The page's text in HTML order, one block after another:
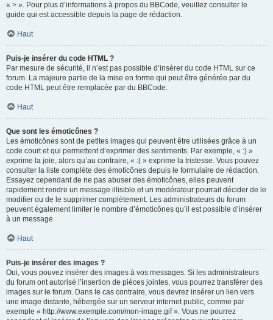
« > ». Pour plus d’informations à propos du BBCode, veuillez consulter le
guide qui est accessible depuis la page de rédaction.
Haut
Puis-je insérer du code HTML ?
Par mesure de sécurité, il n’est pas possible d’insérer du code HTML sur ce
forum. La majeure partie de la mise en forme qui peut être générée par du
code HTML peut être remplacée par du BBCode.
Haut
Que sont les émoticônes ?
Les émoticônes sont de petites images qui peuvent être utilisées grâce à un
code court et qui permettent d’exprimer des sentiments. Par exemple, « :) »
exprime la joie, alors qu’au contraire, « :( » exprime la tristesse. Vous pouvez
consulter la liste complète des émoticônes depuis le formulaire de rédaction.
Essayez cependant de ne pas abuser des émoticônes, elles peuvent
rapidement rendre un message illisible et un modérateur pourrait décider de le
modifier ou de le supprimer complètement. Les administrateurs du forum
peuvent également limiter le nombre d’émoticônes qu’il est possible d’insérer
à un message.
Haut
Puis-je insérer des images ?
Oui, vous pouvez insérer des images à vos messages. Si les administrateurs
du forum ont autorisé l’insertion de pièces jointes, vous pourrez transférer des
images sur le forum. Dans le cas contraire, vous devrez insérer un lien vers
une image distante, hébergée sur un serveur internet public, comme par
exemple « http://www.exemple.com/mon-image.gif ». Vous ne pourrez